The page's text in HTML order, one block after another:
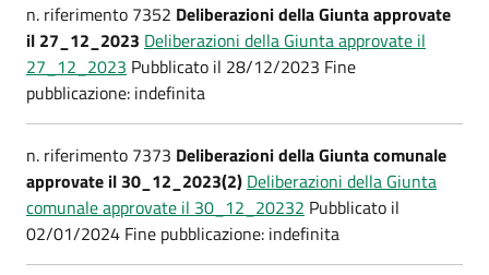
n. riferimento 7352 Deliberazioni della Giunta approvate
il 27_12_2023 Deliberazioni della Giunta approvate il
27_12_2023 Pubblicato il 28/12/2023 Fine
pubblicazione: indefinita
n. riferimento 7373 Deliberazioni della Giunta comunale
approvate il 30_12_2023(2) Deliberazioni della Giunta
comunale approvate il 30_12_20232 Pubblicato il
02/01/2024 Fine pubblicazione: indefinita